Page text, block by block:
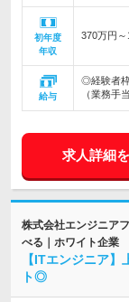
初年度
年収
370万円
給与
◎経験者
（業務手
求人詳細
株式会社エンジニア
べる｜ホワイト企業
【ITエンジニア
ト◎